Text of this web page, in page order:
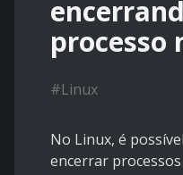
processo
#Linux
No Linux, é
encerrar